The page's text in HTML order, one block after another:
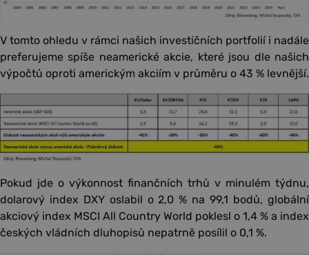
V tomto ohledu v rámci našich investičních portfolií i nadále
preferujeme spíše neamerické akcie, které jsou dle našich
výpočtů oproti americkým akciím v průměru o 43 % levnější.
Pokud jde o výkonnost finančních trhů v minulém týdnu,
dolarový index DXY oslabil o 2,0 % na 99,1 bodů, globální
akciový index MSCI All Country World poklesl o 1,4 % a index
českých vládních dluhopisů nepatrně posílil o 0,1 %.